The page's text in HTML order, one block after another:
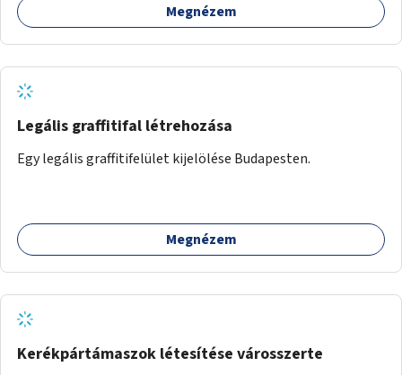
Megnézem
Legális graffitifal létrehozása
Egy legális graffitifelület kijelölése Budapesten.
Megnézem
Kerékpártámaszok létesítése városszerte